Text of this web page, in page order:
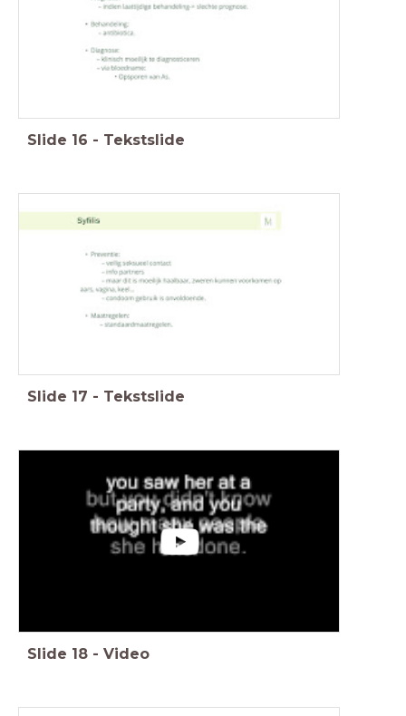
Slide 16 - Tekstslide
Slide 17 - Tekstslide
Slide 18 - Video